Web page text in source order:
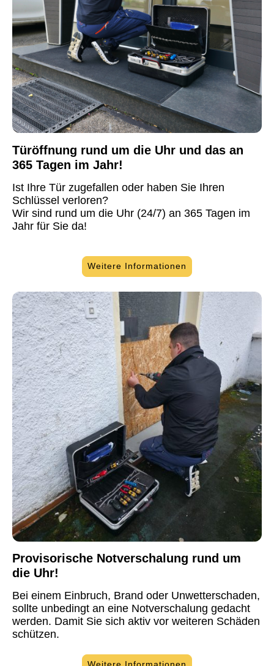
Türöffnung rund um die Uhr und das an
365 Tagen im Jahr!
Ist Ihre Tür zugefallen oder haben Sie Ihren
Schlüssel verloren?
Wir sind rund um die Uhr (24/7) an 365 Tagen im
Jahr für Sie da!
Weitere Informationen
Provisorische Notverschalung rund um
die Uhr!
Bei einem Einbruch, Brand oder Unwetterschaden,
sollte unbedingt an eine Notverschalung gedacht
werden. Damit Sie sich aktiv vor weiteren Schäden
schützen.